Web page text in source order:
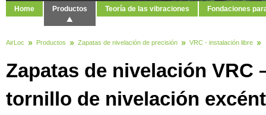
Home Productos Teoría de las vibraciones Fondaciones
AirLoc Productos Zapatas de nivelación de precisión VRC - instalación libre
Zapatas de nivelación VRC
tornillo de nivelación